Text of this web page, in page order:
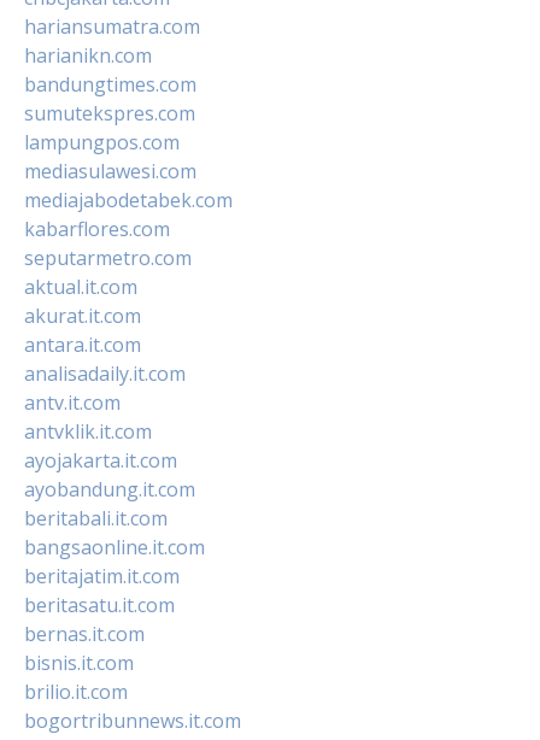
hariansumatra.com
harianikn.com
bandungtimes.com
sumutekspres.com
lampungpos.com
mediasulawesi.com
mediajabodetabek.com
kabarflores.com
seputarmetro.com
aktual.it.com
akurat.it.com
antara.it.com
analisadaily.it.com
antv.it.com
antvklik.it.com
ayojakarta.it.com
ayobandung.it.com
beritabali.it.com
bangsaonline.it.com
beritajatim.it.com
beritasatu.it.com
bernas.it.com
bisnis.it.com
brilio.it.com
bogortribunnews.it.com